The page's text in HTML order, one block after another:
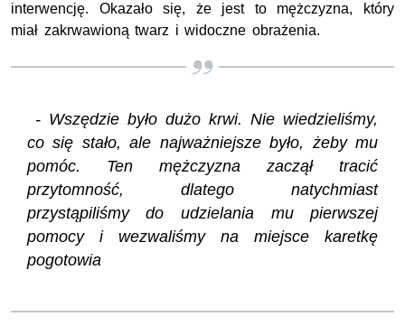
interwencję. Okazało się, że jest to mężczyzna, który
miał zakrwawioną twarz i widoczne obrażenia.
- Wszędzie było dużo krwi. Nie wiedzieliśmy,
co się stało, ale najważniejsze było, żeby mu
pomóc. Ten mężczyzna zaczął tracić
przytomność, dlatego natychmiast
przystąpiliśmy do udzielania mu pierwszej
pomocy i wezwaliśmy na miejsce karetkę
pogotowia